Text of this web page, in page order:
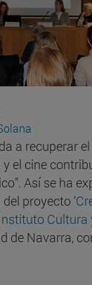
a recuperar
el cine
Así se ha
proyecto ‘
Instituto Cultura
de Navarra,